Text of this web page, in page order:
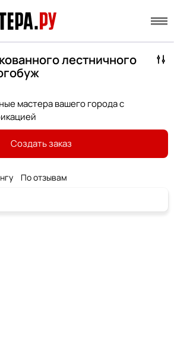
лестничного
мастера вашего города с
Создать заказ
По отзывам